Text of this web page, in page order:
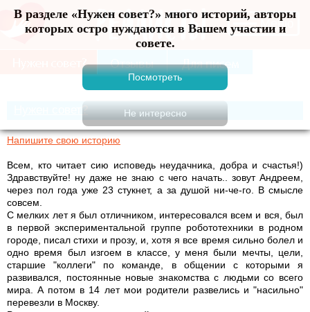
В разделе «Нужен совет?» много историй, авторы
которых остро нуждаются в Вашем участии и
совете.
Меню
Нужен совет?
Напишите свою историю
Всем, кто читает сию исповедь неудачника, добра и счастья!)
Здравствуйте! ну даже не знаю с чего начать.. зовут Андреем,
через пол года уже 23 стукнет, а за душой ни-че-го. В смысле
совсем.
С мелких лет я был отличником, интересовался всем и вся, был
в первой экспериментальной группе робототехники в родном
городе, писал стихи и прозу, и, хотя я все время сильно болел и
одно время был изгоем в классе, у меня были мечты, цели,
старшие "коллеги" по команде, в общении с которыми я
развивался, постоянные новые знакомства с людьми со всего
мира. А потом в 14 лет мои родители развелись и "насильно"
перевезли в Москву.